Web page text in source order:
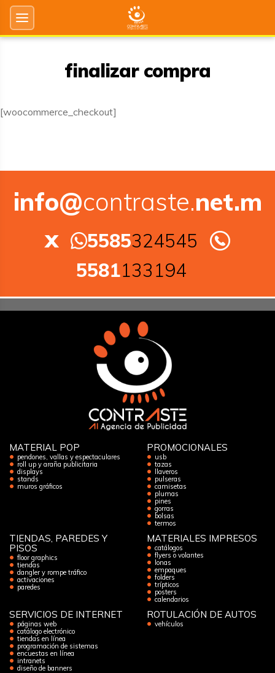
finalizar compra
[woocommerce_checkout]
info@contraste.net.m
x
5585324545
5581133194
MATERIAL POP
pendones, vallas y espectaculares
roll up y araña publicitaria
displays
stands
muros gráficos
PROMOCIONALES
usb
tazas
llaveros
pulseras
camisetas
plumas
pines
gorras
bolsas
termos
TIENDAS, PAREDES Y
PISOS
floor graphics
tiendas
dangler y rompe tráfico
activaciones
paredes
MATERIALES IMPRESOS
catálogos
flyers o volantes
lonas
empaques
folders
trípticos
posters
calendarios
SERVICIOS DE INTERNET
páginas web
catálogo electrónico
tiendas en línea
programación de sistemas
encuestas en línea
intranets
diseño de banners
ROTULACIÓN DE AUTOS
vehículos